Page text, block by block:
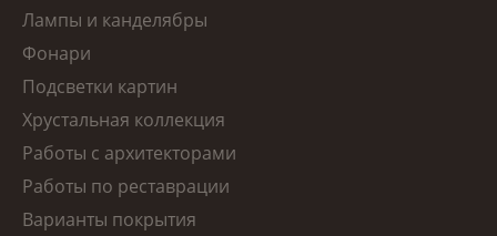
Лампы и канделябры
Фонари
Подсветки картин
Хрустальная коллекция
Работы с архитекторами
Работы по реставрации
Варианты покрытия